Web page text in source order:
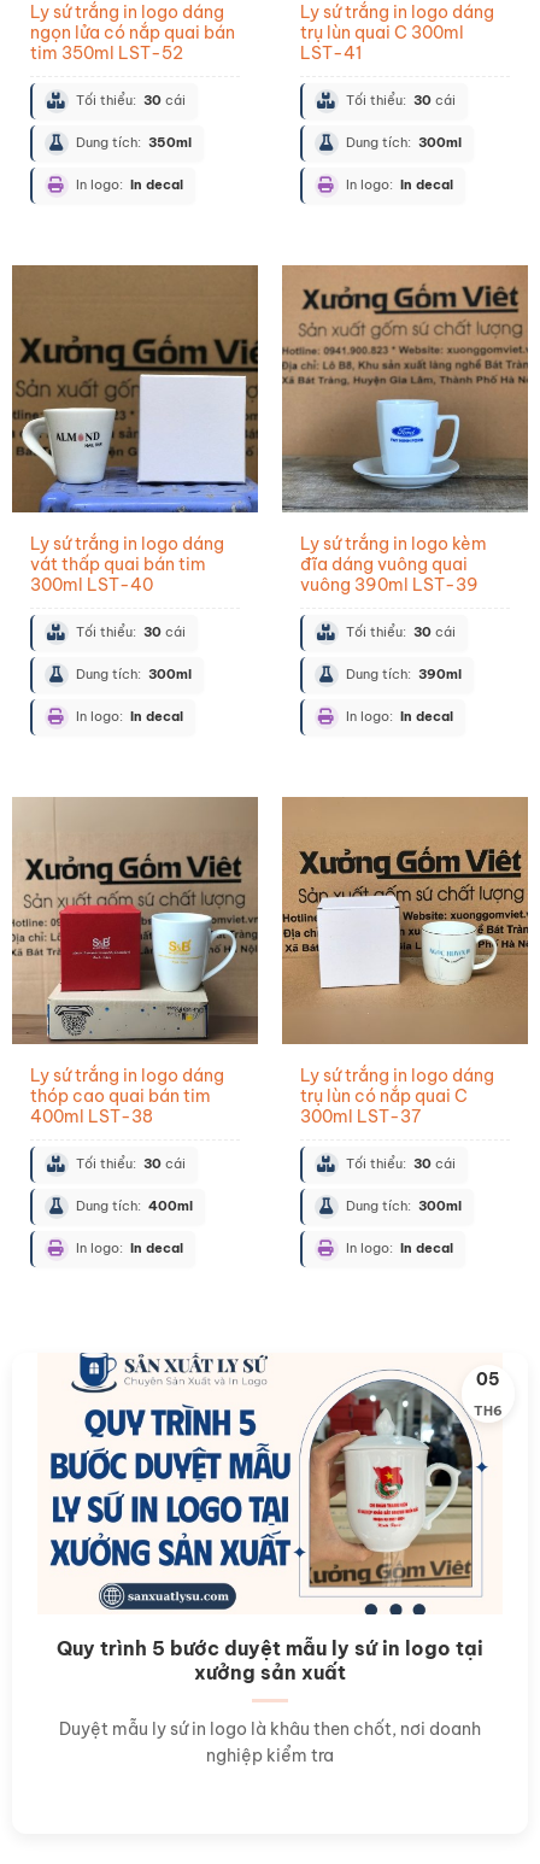
Ly sứ trắng in logo dáng
ngọn lửa có nắp quai bán
tim 350ml LST-52
Tối thiểu: 30cái
Dung tích: 350ml
In logo: In decal
Ly sứ trắng in logo dáng
trụ lùn quai C 300ml
LST-41
Tối thiểu: 30cái
Dung tích: 300ml
In logo: In decal
Ly sứ trắng in logo dáng
vát thấp quai bán tim
300ml LST-40
Tối thiểu: 30cái
Dung tích: 300ml
In logo: In decal
Ly sứ trắng in logo kèm
đĩa dáng vuông quai
vuông 390ml LST-39
Tối thiểu: 30cái
Dung tích: 390ml
In logo: In decal
Ly sứ trắng in logo dáng
thóp cao quai bán tim
400ml LST-38
Tối thiểu: 30cái
Dung tích: 400ml
In logo: In decal
Ly sứ trắng in logo dáng
trụ lùn có nắp quai C
300ml LST-37
Tối thiểu: 30cái
Dung tích: 300ml
In logo: In decal
Quy trình 5 bước duyệt mẫu ly sứ in logo tại
xưởng sản xuất
Duyệt mẫu ly sứ in logo là khâu then chốt, nơi doanh
nghiệp kiểm tra
05
TH6